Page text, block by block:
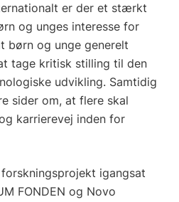
er der et stærkt
og unges interesse for
børn og unge generelt
tage kritisk stilling til den
udvikling. Samtidig
sider om, at flere skal
karrierevej inden for
igangsat
FONDEN og Novo